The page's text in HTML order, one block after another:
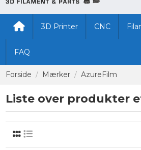
3D Printer CNC
FAQ
Forside Mærker AzureFilm
Liste over produkter